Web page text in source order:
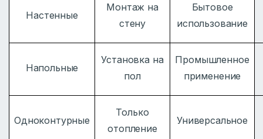
Настенные
Монтаж на
стену
Бытовое
использование
Напольные
Установка на
пол
Промышленное
применение
Одноконтурные
Только
отопление
Универсальное